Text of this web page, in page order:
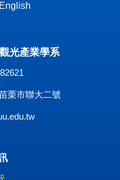
English
光產業學系
栗市聯大二號